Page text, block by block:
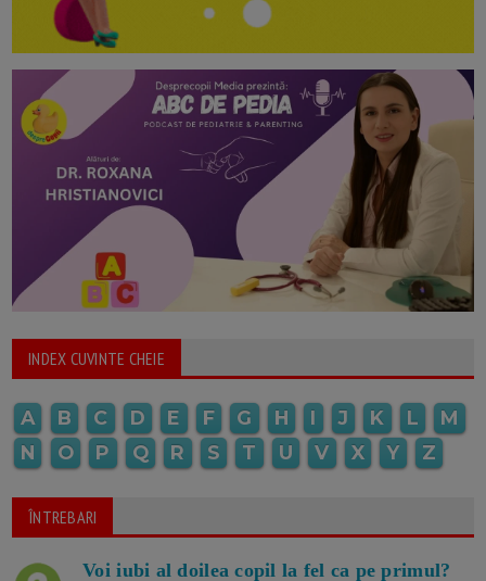
INDEX CUVINTE CHEIE
A B C D E F G H I J K L
M
N
O P Q R S T U V X Y Z
ÎNTREBARI
Voi iubi al doilea copil la fel ca pe primul?